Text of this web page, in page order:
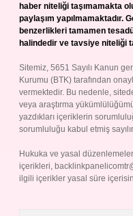
haber niteliği taşımamakta
paylaşım yapılmamaktadır.
benzerlikleri tamamen
halindedir ve tavsiye niteliği
Sitemiz, 5651 Sayılı Kanun
Kurumu (BTK) tarafından
vermektedir. Bu nedenle,
veya araştırma
yazdıkları içeriklerin
sorumluluğu kabul etmiş
Hukuka ve yasal
içerikleri,
ilgili içerikler yasal süre